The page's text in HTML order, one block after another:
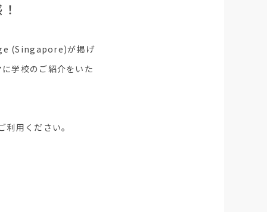
(Singapore)が掲げ
学校のご紹介をいた
用ください。